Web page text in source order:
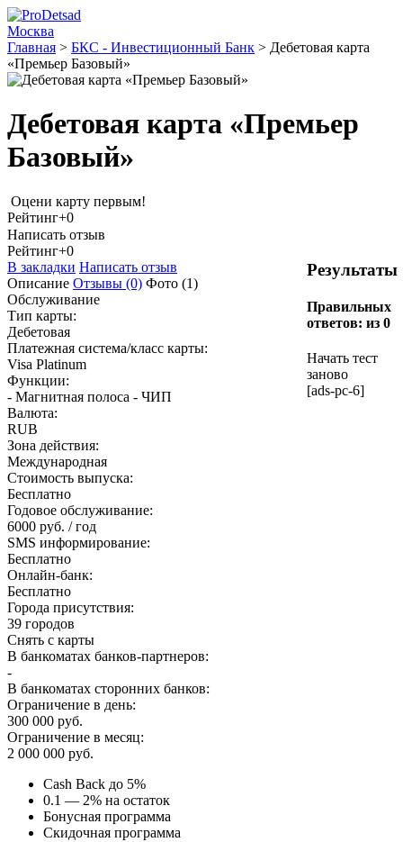
Москва
Главная > БКС - Инвестиционный Банк > Дебетовая карта
«Премьер Базовый»
Дебетовая карта «Премьер
Базовый»
Оцени карту первым!
Рейтинг+0
Написать отзыв
Результаты
Правильных
ответов: из 0
Начать тест
заново
[ads-pc-6]
Рейтинг+0
В закладки Написать отзыв
Описание Отзывы (0) Фото (1)
Обслуживание
Тип карты:
Дебетовая
Платежная система/класс карты:
Visa Platinum
Функции:
- Магнитная полоса - ЧИП
Валюта:
RUB
Зона действия:
Международная
Стоимость выпуска:
Бесплатно
Годовое обслуживание:
6000 руб. / год
SMS информирование:
Бесплатно
Онлайн-банк:
Бесплатно
Города присутствия:
39 городов
Снять с карты
В банкоматах банков-партнеров:
-
В банкоматах сторонних банков:
Ограничение в день:
300 000 руб.
Ограничение в месяц:
2 000 000 руб.
Cash Back до 5%
0.1 — 2% на остаток
Бонусная программа
Скидочная программа